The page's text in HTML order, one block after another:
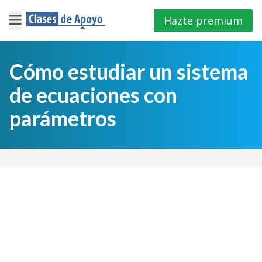
×
Iniciar
sesión
E.S.O
Hazte premium
Cómo estudiar un sistema
de ecuaciones con
parámetros